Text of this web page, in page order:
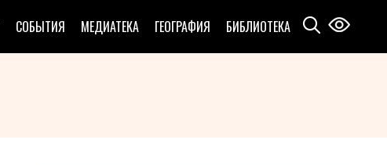
СОБЫТИЯ МЕДИАТЕКА ГЕОГРАФИЯ БИБЛИОТЕКА